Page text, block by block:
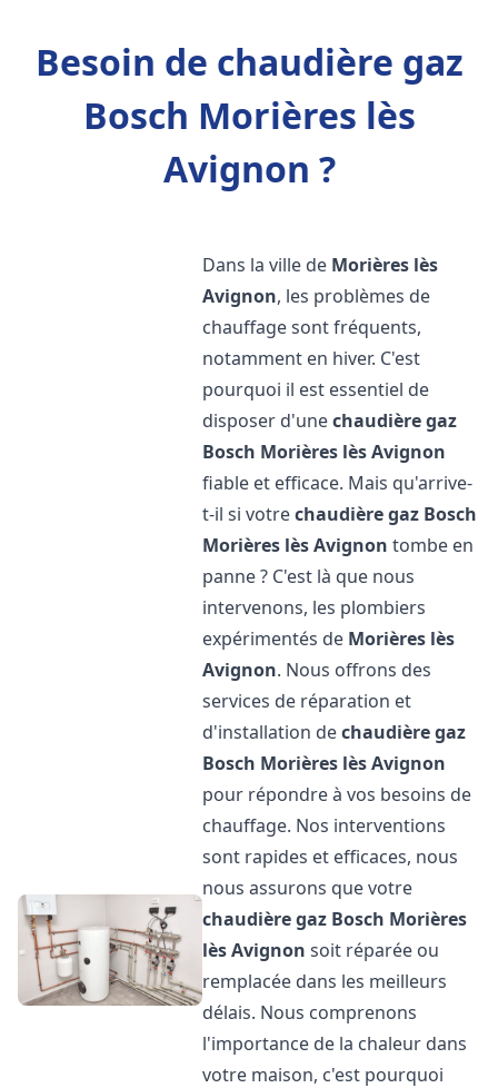
Besoin de chaudière gaz
Bosch Morières lès
Avignon ?
Dans la ville de Morières lès
Avignon, les problèmes de
chauffage sont fréquents,
notamment en hiver. C'est
pourquoi il est essentiel de
disposer d'unechaudière gaz
Bosch Morières lès Avignon
fiable et efficace. Mais qu'arrive-
t-il si votrechaudière gaz Bosch
Morières lès Avignon tombe en
panne ? C'est là que nous
intervenons, les plombiers
expérimentés de Morières lès
Avignon. Nous offrons des
services de réparation et
d'installation dechaudière gaz
Bosch Morières lès Avignon
pour répondre à vos besoins de
chauffage. Nos interventions
sont rapides et efficaces, nous
nous assurons que votre
chaudière gaz Bosch Morières
lès Avignon soit réparée ou
remplacée dans les meilleurs
délais. Nous comprenons
l'importance de la chaleur dans
votre maison, c'est pourquoi